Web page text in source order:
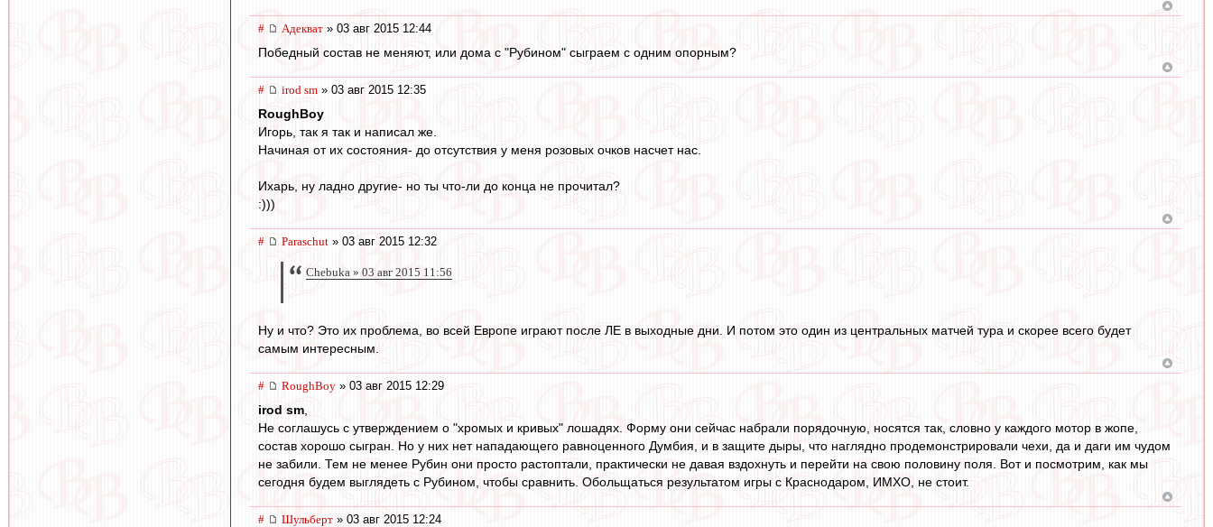
# Адекват » 03 авг 2015 12:44
Победный состав не меняют, или дома с "Рубином" сыграем с одним опорным?
# irod sm » 03 авг 2015 12:35
RoughBoy
Игорь, так я так и написал же.
Начиная от их состояния- до отсутствия у меня розовых очков насчет нас.
Ихарь, ну ладно другие- но ты что-ли до конца не прочитал?
:)))
# Paraschut » 03 авг 2015 12:32
Chebuka » 03 авг 2015 11:56
Ну и что? Это их проблема, во всей Европе играют после ЛЕ в выходные дни. И потом это один из центральных матчей тура и скорее всего будет
самым интересным.
# RoughBoy » 03 авг 2015 12:29
irod sm
Не соглашусь с утверждением о "хромых и кривых" лошадях. Форму они сейчас набрали порядочную, носятся так, словно у каждого мотор в жопе,
состав хорошо сыгран. Но у них нет нападающего равноценного Думбия, и в защите дыры, что наглядно продемонстрировали чехи, да и даги им чудом
не забили. Тем не менее Рубин они просто растоптали, практически не давая вздохнуть и перейти на свою половину поля. Вот и посмотрим, как мы
сегодня будем выглядеть с Рубином, чтобы сравнить. Обольщаться результатом игры с Краснодаром, ИМХО, не стоит.
# Шульберт » 03 авг 2015 12:24